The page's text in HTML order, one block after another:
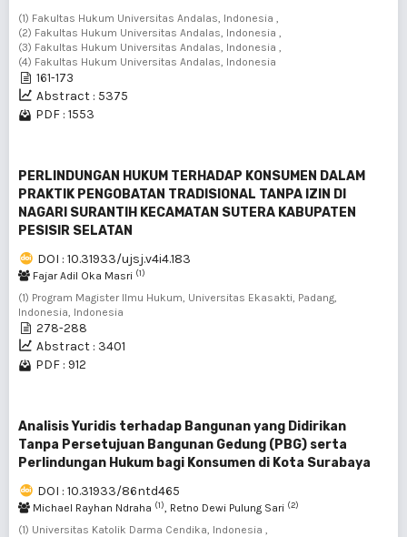
(1) Fakultas Hukum Universitas Andalas, Indonesia ,
(2) Fakultas Hukum Universitas Andalas, Indonesia ,
(3) Fakultas Hukum Universitas Andalas, Indonesia ,
(4) Fakultas Hukum Universitas Andalas, Indonesia
161-173
Abstract : 5375
PDF : 1553
PERLINDUNGAN HUKUM TERHADAP KONSUMEN DALAM
PRAKTIK PENGOBATAN TRADISIONAL TANPA IZIN DI
NAGARI SURANTIH KECAMATAN SUTERA KABUPATEN
PESISIR SELATAN
DOI : 10.31933/ujsj.v4i4.183
Fajar Adil Oka Masri (1)
(1) Program Magister Ilmu Hukum, Universitas Ekasakti, Padang,
Indonesia, Indonesia
278-288
Abstract : 3401
PDF : 912
Analisis Yuridis terhadap Bangunan yang Didirikan
Tanpa Persetujuan Bangunan Gedung (PBG) serta
Perlindungan Hukum bagi Konsumen di Kota Surabaya
DOI : 10.31933/86ntd465
Michael Rayhan Ndraha (1), Retno Dewi Pulung Sari (2)
(1) Universitas Katolik Darma Cendika, Indonesia ,